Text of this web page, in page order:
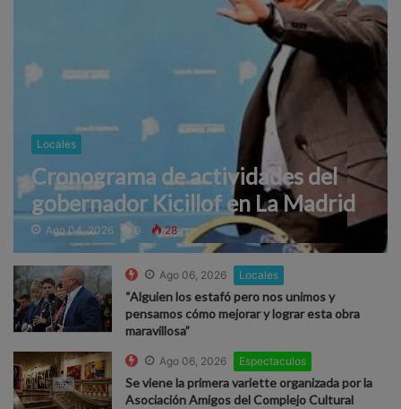
Locales
Cronograma de actividades del
gobernador Kicillof en La Madrid
Ago 04, 2026 0 28
Ago 06, 2026 Locales
“Alguien los estafó pero nos unimos y
pensamos cómo mejorar y lograr esta obra
maravillosa”
Ago 06, 2026 Espectaculos
Se viene la primera variette organizada por la
Asociación Amigos del Complejo Cultural